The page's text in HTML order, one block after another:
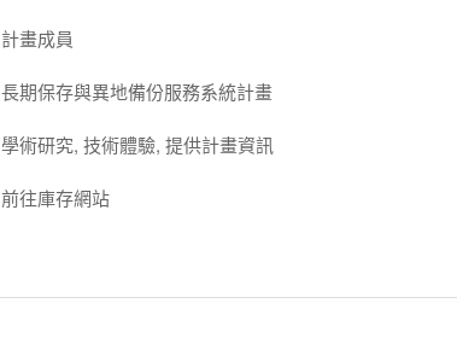
計畫成員
長期保存與異地備份服務系統計畫
學術研究, 技術體驗, 提供計畫資訊
前往庫存網站